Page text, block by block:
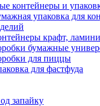
контейнеры и
упаковка для
крафт,
бумажные
для пиццы
для фастфуда
запайку